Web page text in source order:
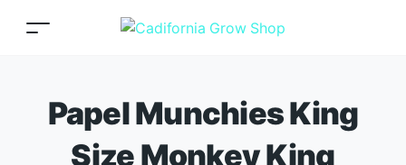
Papel Munchies King
Size Monkey King